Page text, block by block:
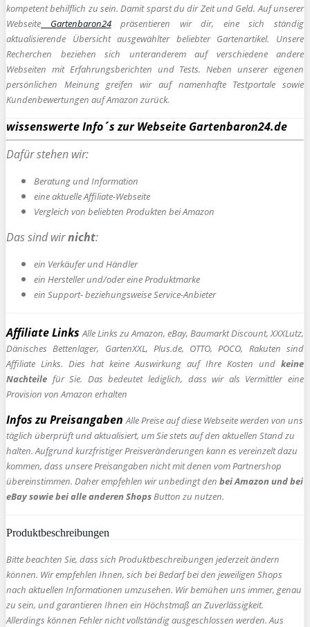
kompetent behilflich zu sein.Damit sparst du dir Zeit und Geld. Auf unserer
Webseite Gartenbaron24präsentieren wir dir, eine sich ständig
aktualisierende Übersicht ausgewählter beliebter Gartenartikel. Unsere
Recherchen beziehen sich unteranderem auf verschiedene andere
Webseiten mit Erfahrungsberichten und Tests. Neben unserer eigenen
persönlichen Meinung greifen wir auf namenhafte Testportale sowie
Kundenbewertungen auf Amazon zurück.
wissenswerte Info´s zur Webseite Gartenbaron24.de
Dafür stehen wir:
Beratung und Information
eine aktuelle Affiliate-Webseite
Vergleich von beliebten Produkten bei Amazon
Das sind wirnicht:
ein Verkäufer und Händler
ein Hersteller und/oder eine Produktmarke
ein Support- beziehungsweise Service-Anbieter
Affiliate Links Alle Links zu Amazon, eBay, Baumarkt Discount, XXXLutz,
Dänisches Bettenlager, GartenXXL, Plus.de, OTTO, POCO, Rakuten sind
Affiliate Links. Dies hat keine Auswirkung auf Ihre Kosten und keine
Nachteile für Sie. Das bedeutet lediglich, dass wir als Vermittler eine
Provision von Amazon erhalten
Infos zu Preisangaben Alle Preise auf diese Webseite werden von uns
täglich überprüft und aktualisiert, um Sie stets auf den aktuellen Stand zu
halten. Aufgrund kurzfristiger Preisveränderungen kann es vereinzelt dazu
kommen, dass unsere Preisangaben nicht mit denen vom Partnershop
übereinstimmen. Daher empfehlen wir unbedingt den bei Amazon und bei
eBay sowie bei alle anderen ShopsButton zu nutzen.
Produktbeschreibungen
Bitte beachten Sie, dass sich Produktbeschreibungen jederzeit ändern
können. Wir empfehlen Ihnen, sich bei Bedarf bei den jeweiligen Shops
nach aktuellen Informationen umzusehen. Wir bemühen uns immer, genau
zu sein, und garantieren Ihnen ein Höchstmaß an Zuverlässigkeit.
Allerdings können Fehler nicht vollständig ausgeschlossen werden. Aus